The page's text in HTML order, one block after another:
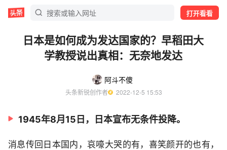
打开看看
日本是如何成为发达国家的？早稻田大
学教授说出真相：无奈地发达
阿斗不傻
头条新锐创作者
  2022-12-5 15:53
1945年8月15日，日本宣布无条件投降。
消息传回日本国内，哀嚎大哭的有，喜笑颜开的也有，